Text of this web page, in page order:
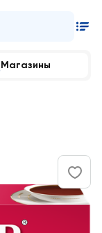
Магазины